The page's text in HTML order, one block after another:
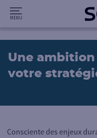
Une
votre
Consciente des enjeux